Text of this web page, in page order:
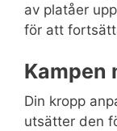
av platåer
för att
Kampen
Din kropp
utsätter den